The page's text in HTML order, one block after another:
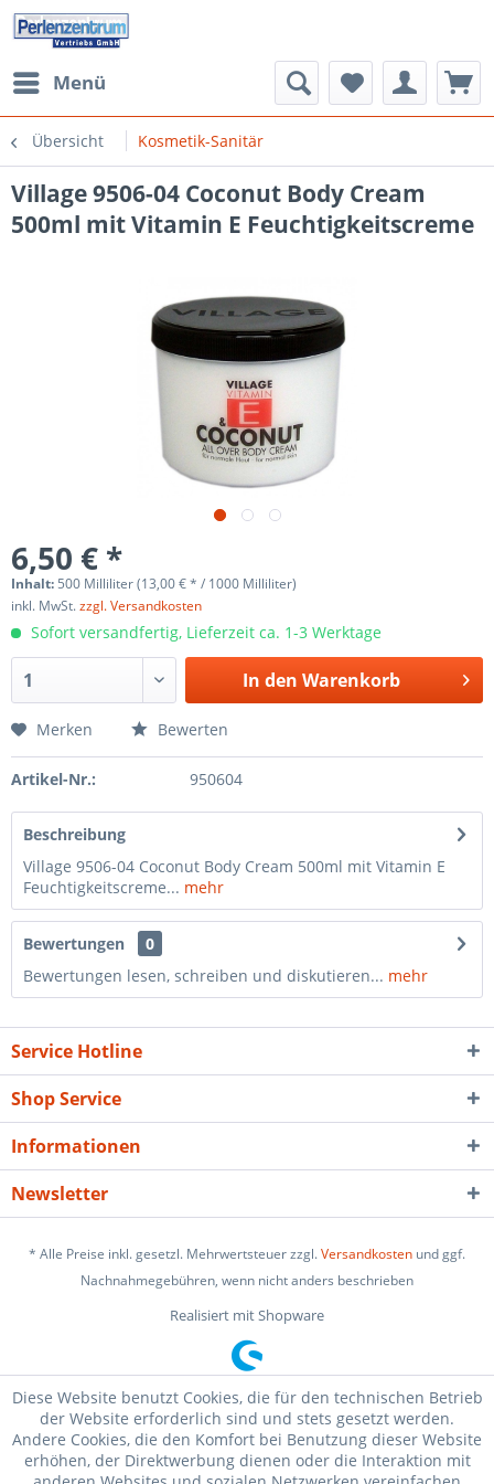
Menü
Übersicht Kosmetik-Sanitär
Village 9506-04 Coconut Body Cream
500ml mit Vitamin E Feuchtigkeitscreme
6,50 € *
Inhalt: 500 Milliliter (13,00 € * / 1000 Milliliter)
inkl. MwSt.zzgl. Versandkosten
Sofort versandfertig, Lieferzeit ca. 1-3 Werktage
In den Warenkorb
Merken Bewerten
Artikel-Nr.: 950604
Beschreibung
Village 9506-04 Coconut Body Cream 500ml mit Vitamin E
Feuchtigkeitscreme... mehr
Bewertungen
0
Bewertungen lesen, schreiben und diskutieren... mehr
Service Hotline
Shop Service
Informationen
Newsletter
* Alle Preise inkl. gesetzl. Mehrwertsteuer zzgl.Versandkosten und ggf.
Nachnahmegebühren, wenn nicht anders beschrieben
Realisiert mit Shopware
Diese Website benutzt Cookies, die für den technischen Betrieb
der Website erforderlich sind und stets gesetzt werden.
Andere Cookies, die den Komfort bei Benutzung dieser Website
erhöhen, der Direktwerbung dienen oder die Interaktion mit